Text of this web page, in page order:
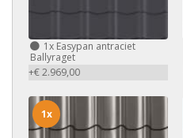
1x Easypan antraciet
Ballyraget
+€ 2.969,00
1x